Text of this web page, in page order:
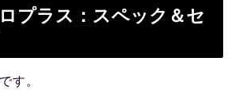
プラス：スペック＆セ
す。